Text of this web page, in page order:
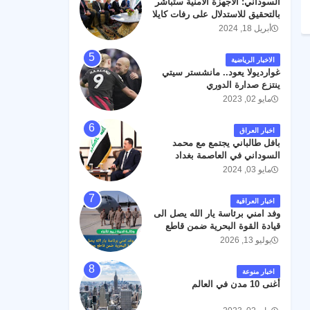
رحمته ، و انا لله وانا اليه راجعون .
بالتحقيق للاستدلال على رفات كايلا
مولرأبريل 18, 2024
الاخبار الرياضية
غوارديولا يعود.. مانشستر سيتي
ينتزع صدارة الدوري
مايو 02, 2023
اخبار العراق
بافل طالباني يجتمع مع محمد
السوداني في العاصمة بغداد
مايو 03, 2024
اخبار العراقية
وفد امني برئاسة يار الله يصل الى
قيادة القوة البحرية ضمن قاطع
عمليات البصرة .
يوليو 13, 2026
اخبار منوعة
أغنى 10 مدن في العالم